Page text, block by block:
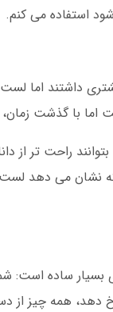
استفاده می کنم.
بیشتری داشتند
بتوانند راحت تر از
کرده اند. آماری که نشان
ساده است:
دهد، همه چیز